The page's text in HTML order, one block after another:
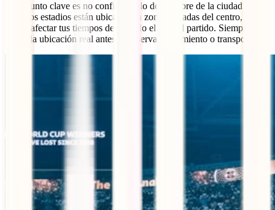
Otro punto clave es no confiarte solo del nombre de la ciudad sede.
Algunos estadios están ubicados en zonas alejadas del centro, lo que
puede afectar tus tiempos de traslado el día del partido. Siempre
revisa la ubicación real antes de reservar alojamiento o transporte.